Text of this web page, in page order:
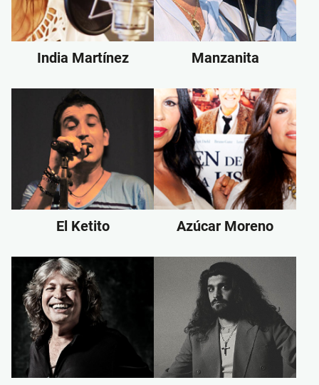
India Martínez Manzanita
El Ketito Azúcar Moreno